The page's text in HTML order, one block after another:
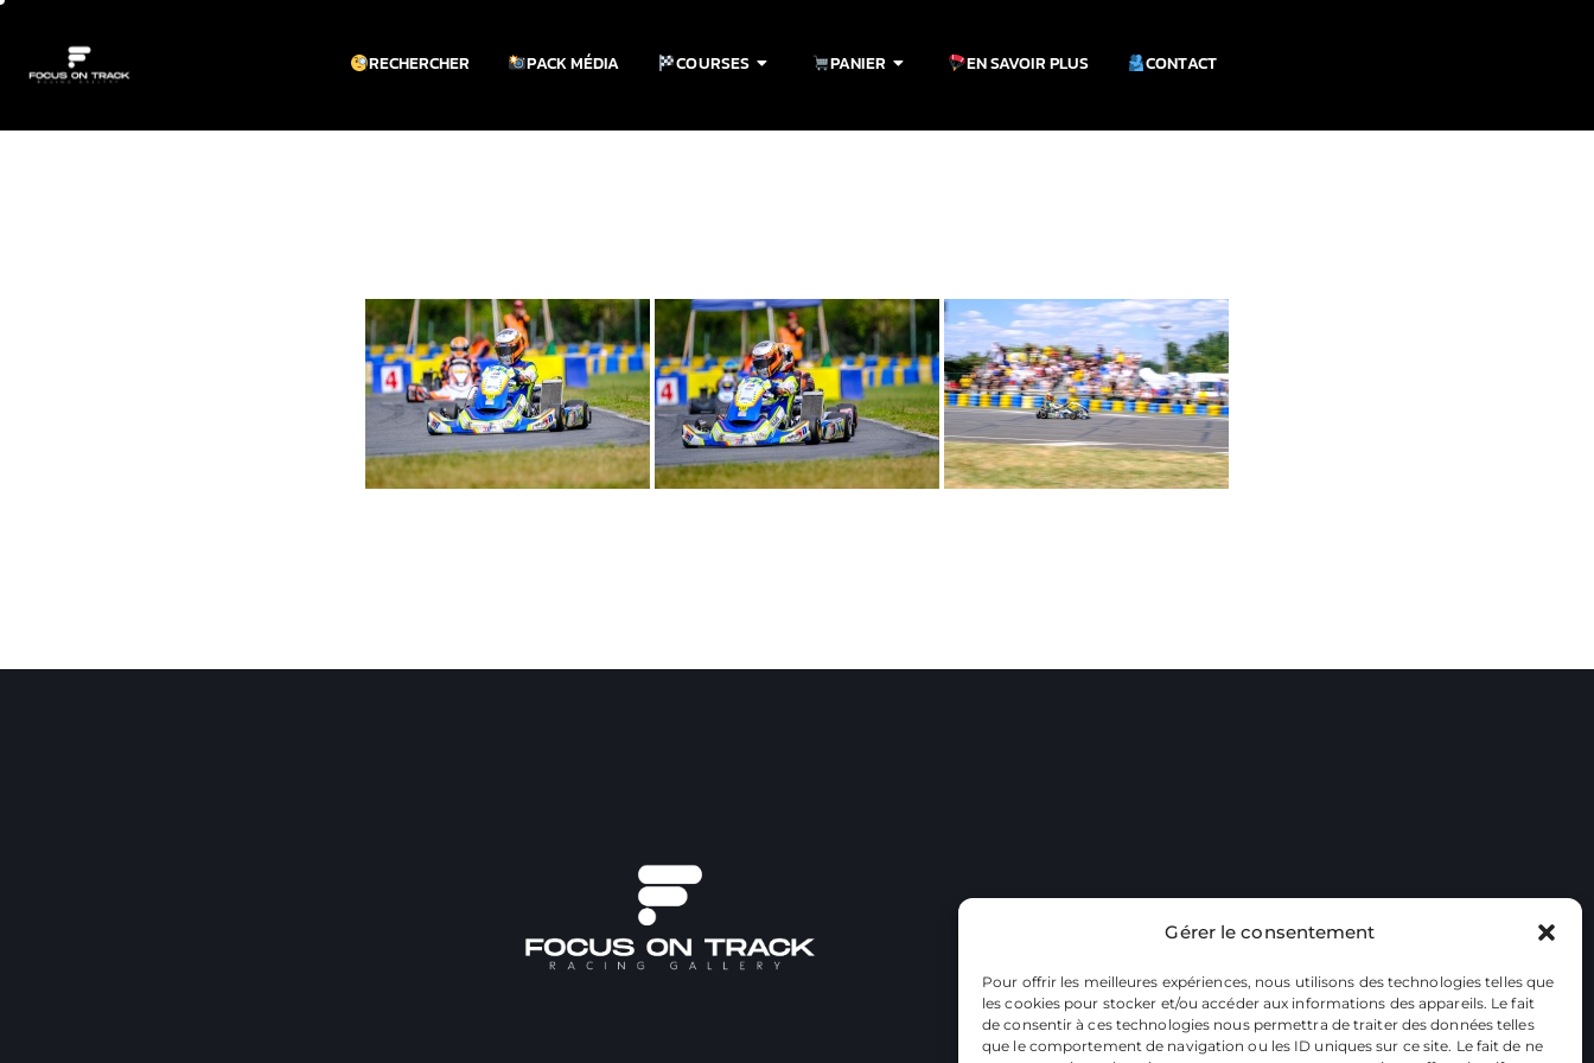
Gérer le consentement
Pour offrir les meilleures expériences, nous utilisons des technologies telles que
les cookies pour stocker et/ou accéder aux informations des appareils. Le fait
de consentir à ces technologies nous permettra de traiter des données telles
que le comportement de navigation ou les ID uniques sur ce site. Le fait de ne
RECHERCHER PACK MÉDIA COURSES PANIER EN SAVOIR PLUS CONTACT